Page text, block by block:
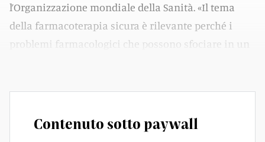
l’Organizzazione mondiale della Sanità. «Il tema
della farmacoterapia sicura è rilevante perché i
problemi farmacologici che possono sfociare in un
Contenuto sotto paywall